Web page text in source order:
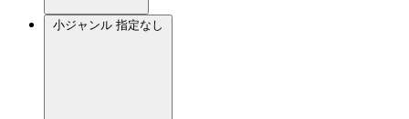
小ジャンル 指定なし